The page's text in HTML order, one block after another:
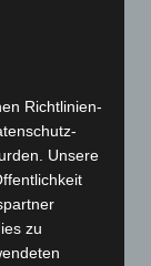
2014
gestärkt.
Richtlinien-
Unsere
zu